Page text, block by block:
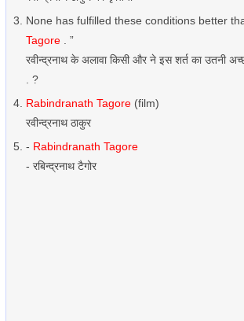
None has fulfilled these conditions better
Tagore . ”
रवीन्द्रनाथ के अलावा किसी और ने इस शर्त का उतनी
. ?
Rabindranath Tagore (film)
रवीन्द्रनाथ ठाकुर
- Rabindranath Tagore
- रबिन्द्रनाथ टैगोर